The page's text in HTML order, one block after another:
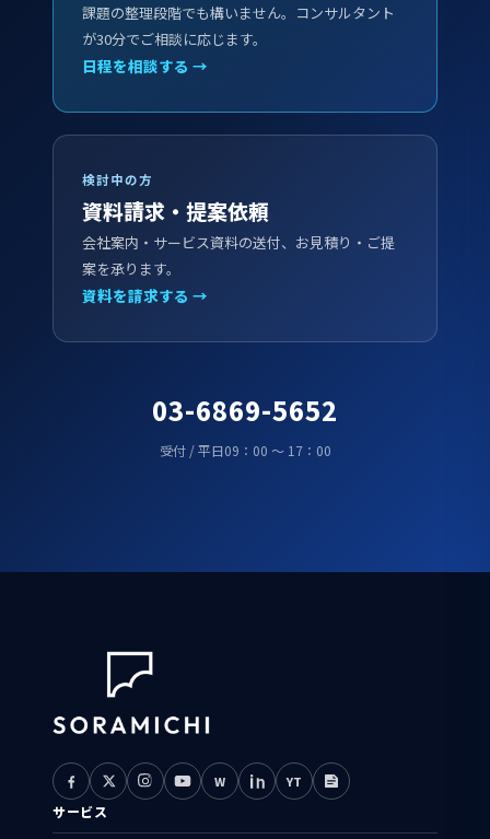
課題の整理段階でも構いません。コンサルタント
が30分でご相談に応じます。
日程を相談する →
検討中の方
資料請求・提案依頼
会社案内・サービス資料の送付、お見積り・ご提
案を承ります。
資料を請求する →
03-6869-5652
受付 / 平日09：00 ～ 17：00
W YT
サービス